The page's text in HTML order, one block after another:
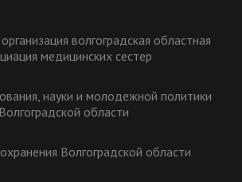
волгоградская областная
медицинских сестер
науки и молодежной политики
Волгоградской области
Волгоградской области